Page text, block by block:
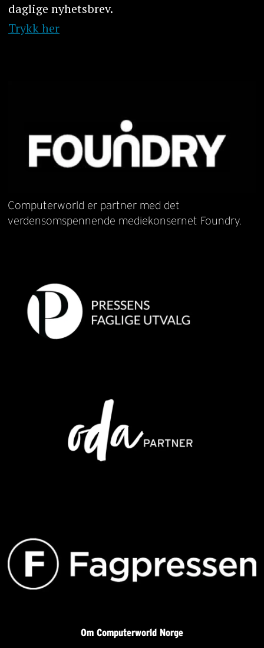
daglige nyhetsbrev.
Trykk her
Computerworld er partner med det
verdensomspennende mediekonsernet Foundry.
Om Computerworld Norge